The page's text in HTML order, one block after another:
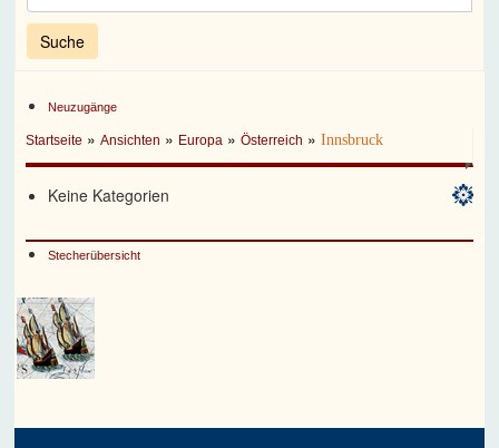
Neuzugänge
Startseite »Ansichten » Europa »Österreich »Innsbruck
Keine Kategorien
Stecherübersicht